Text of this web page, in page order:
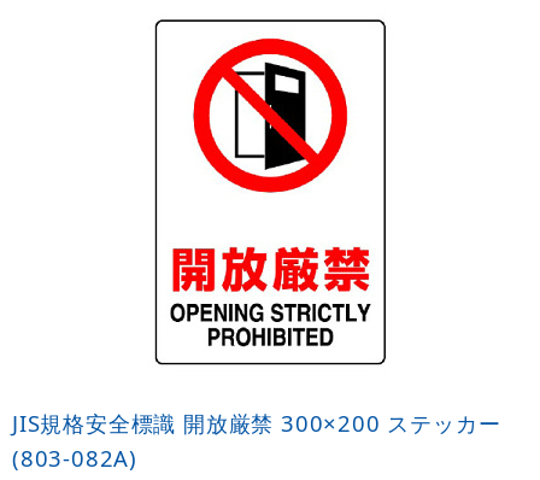
JIS規格安全標識 開放厳禁 300×200 ステッカー
(803-082A)